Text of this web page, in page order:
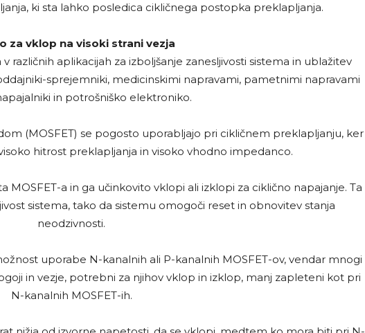
ki sta lahko posledica cikličnega postopka preklapljanja.
za vklop na visoki strani vezja
različnih aplikacijah za izboljšanje zanesljivosti sistema in ublažitev
sprejemniki, medicinskimi napravami, pametnimi napravami
in potrošniško elektroniko.
(MOSFET) se pogosto uporabljajo pri cikličnem preklapljanju, ker
hitrost preklapljanja in visoko vhodno impedanco.
MOSFET-a in ga učinkovito vklopi ali izklopi za ciklično napajanje. Ta
sistema, tako da sistemu omogoči reset in obnovitev stanja
neodzivnosti.
uporabe N-kanalnih ali P-kanalnih MOSFET-ov, vendar mnogi
in vezje, potrebni za njihov vklop in izklop, manj zapleteni kot pri
N-kanalnih MOSFET-ih.